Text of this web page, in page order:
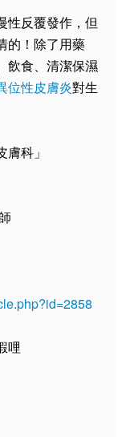
性反覆發作，但
的！除了用藥
飲食、清潔保濕
位性皮膚炎對生
科」
哩